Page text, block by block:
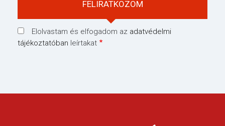
Elolvastam és elfogadom az adatvédelmi
tájékoztatóban leírtakat